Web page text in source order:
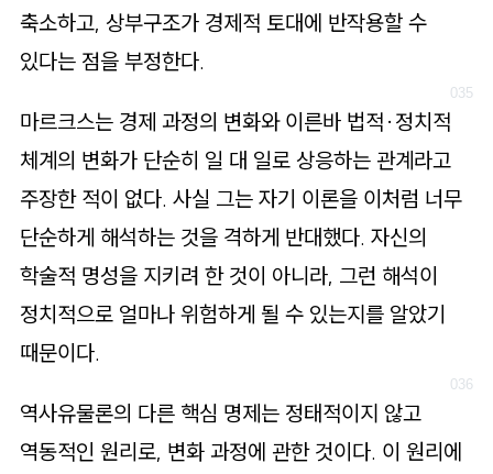
축소하고, 상부구조가 경제적 토대에 반작용할 수
있다는 점을 부정한다.
마르크스는 경제 과정의 변화와 이른바 법적·정치적
체계의 변화가 단순히 일 대 일로 상응하는 관계라고
주장한 적이 없다. 사실 그는 자기 이론을 이처럼 너무
단순하게 해석하는 것을 격하게 반대했다. 자신의
학술적 명성을 지키려 한 것이 아니라, 그런 해석이
정치적으로 얼마나 위험하게 될 수 있는지를 알았기
때문이다.
역사유물론의 다른 핵심 명제는 정태적이지 않고
역동적인 원리로, 변화 과정에 관한 것이다. 이 원리에